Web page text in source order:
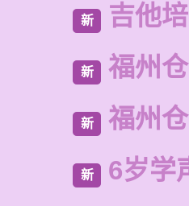
新 吉他
新 福州
新 福州
新 6岁学